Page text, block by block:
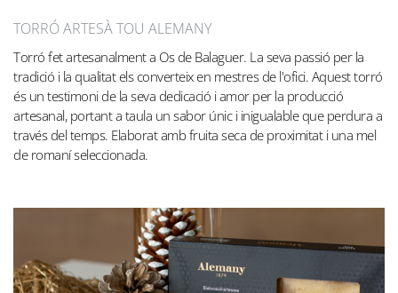
TORRÓ ARTESÀ TOU ALEMANY
Torró fet artesanalment a Os de Balaguer. La seva passió per la
tradició i la qualitat els converteix en mestres de l'ofici. Aquest torró
és un testimoni de la seva dedicació i amor per la producció
artesanal, portant a taula un sabor únic i inigualable que perdura a
través del temps. Elaborat amb fruita seca de proximitat i una mel
de romaní seleccionada.